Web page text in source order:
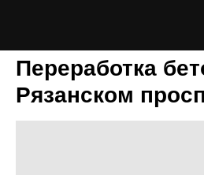
Переработка
Рязанском